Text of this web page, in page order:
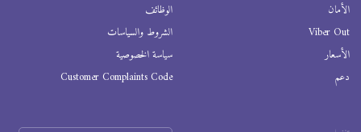
الأمان
Viber Out
الأسعار
دعم
الوظائف
الشروط والسياسات
سياسة الخصوصية
Customer Complaints Code